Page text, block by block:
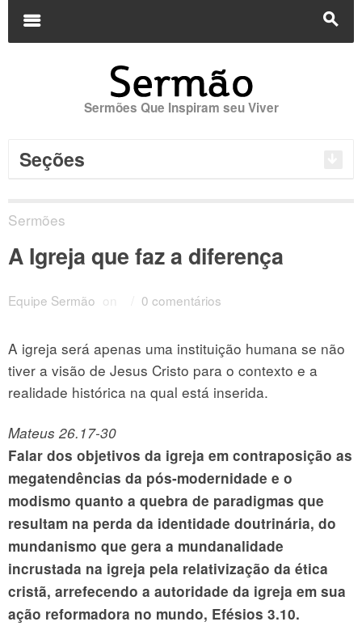
s
m
Sermões Que Inspiram seu Viver
Seções
Sermões
A Igreja que faz a diferença
Equipe Sermão on 0 comentários
A igreja será apenas uma instituição humana se não
tiver a visão de Jesus Cristo para o contexto e a
realidade histórica na qual está inserida.
Mateus 26.17-30
Falar dos objetivos da igreja em contraposição as
megatendências da pós-modernidade e o
modismo quanto a quebra de paradigmas que
resultam na perda da identidade doutrinária, do
mundanismo que gera a mundanalidade
incrustada na igreja pela relativização da ética
cristã, arrefecendo a autoridade da igreja em sua
ação reformadora no mundo, Efésios 3.10.